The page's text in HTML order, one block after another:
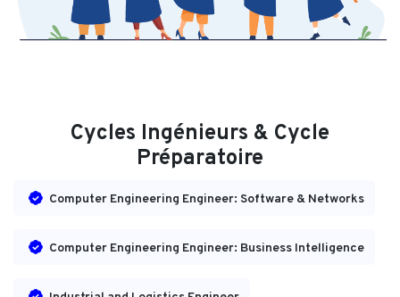
Cycles Ingénieurs & Cycle
Préparatoire
Computer Engineering Engineer: Software & Networks
Computer Engineering Engineer: Business Intelligence